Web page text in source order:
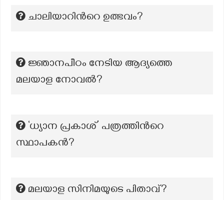
ചാലിയാറിന്‍റെ ഉത്ഭവം?
ജ്ഞാനപീഠം നേടിയ ആദ്യത്തെ
മലയാള നോവൽ?
‘ധ്യാന പ്രകാശ്’ പത്രത്തിന്‍റെ
സ്ഥാപകന്‍?
മലയാള സിനിമയുടെ പിതാവ്?